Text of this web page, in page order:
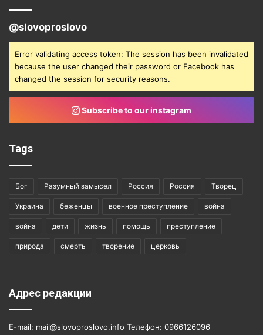
@slovoproslovo
Error validating access token: The session has been invalidated
because the user changed their password or Facebook has
changed the session for security reasons.
Subscribe to our instagram
Tags
Бог Разумный замысел Россия Россия Творец
Украина беженцы военное преступление война
война дети жизнь помощь преступление
природа смерть творение церковь
Адрес редакции
E-mail: mail@slovoproslovo.info Телефон: 0966126096